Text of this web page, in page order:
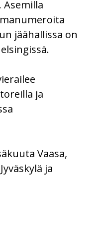
jäähallissa on
ja
Vaasa,
ja